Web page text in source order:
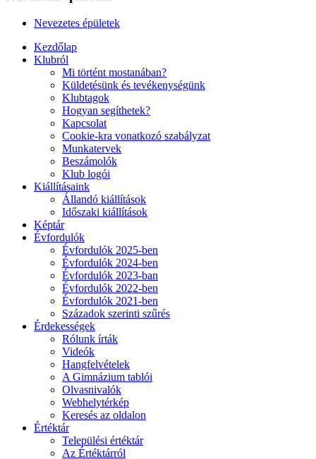
Nevezetes épületek
Kezdőlap
Klubról
Mi történt mostanában?
Küldetésünk és tevékenységünk
Klubtagok
Hogyan segíthetek?
Kapcsolat
Cookie-kra vonatkozó szabályzat
Munkatervek
Beszámolók
Klub logói
Kiállításaink
Állandó kiállítások
Időszaki kiállítások
Képtár
Évfordulók
Évfordulók 2025-ben
Évfordulók 2024-ben
Évfordulók 2023-ban
Évfordulók 2022-ben
Évfordulók 2021-ben
Századok szerinti szűrés
Érdekességek
Rólunk írták
Videók
Hangfelvételek
A Gimnázium tablói
Olvasnivalók
Webhelytérkép
Keresés az oldalon
Értéktár
Települési értéktár
Az Értéktárról